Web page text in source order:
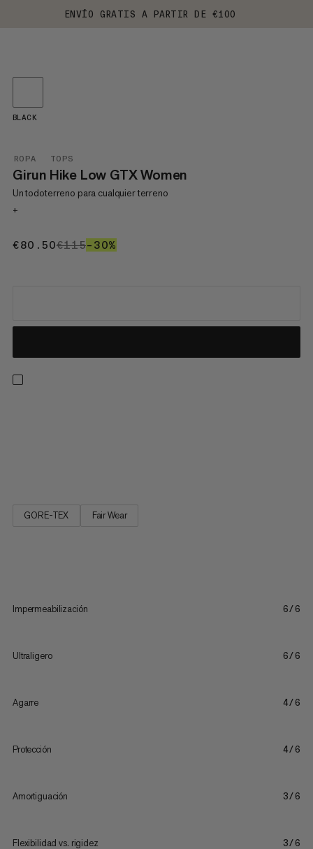
ENVÍO GRATIS A PARTIR DE €100
ROPA TOPS
Girun Hike Low GTX Women
Un todoterreno para cualquier terreno
+
€80.50€80.50
€115€115
–30%
BLACK
GORE-TEX Fair Wear
Impermeabilización 6/6
Ultraligero 6/6
Agarre 4/6
Protección 4/6
Amortiguación 3/6
Flexibilidad vs. rigidez 3/6